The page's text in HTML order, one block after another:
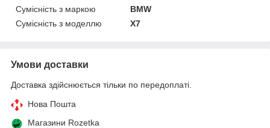
Сумісність з маркою
BMW
Сумісність з моделлю
X7
Умови доставки
Доставка здійснюється тільки по передоплаті.
Нова Пошта
Магазини Rozetka